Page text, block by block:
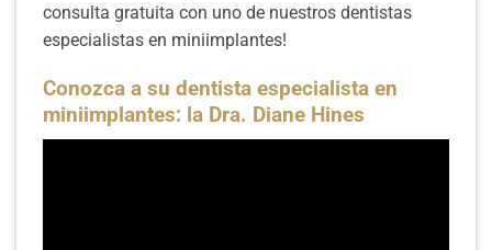
consulta gratuita con uno de nuestros dentistas
especialistas en miniimplantes!
Conozca a su dentista especialista en
miniimplantes: la Dra. Diane Hines